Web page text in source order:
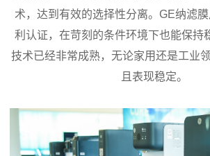
术，达到有效的选择性分离。GE纳滤
利认证，在苛刻的条件环境下也能保持
技术已经非常成熟，无论家用还是工业
且表现稳定。